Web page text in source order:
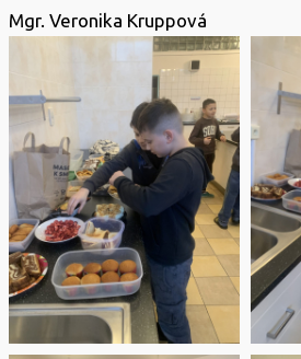
Mgr. Veronika Kruppová